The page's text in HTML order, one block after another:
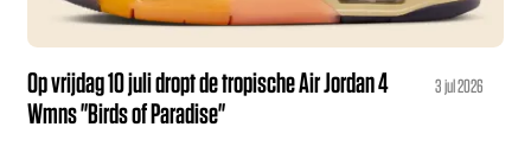
Op vrijdag 10 juli dropt de tropische Air Jordan 4
Wmns "Birds of Paradise"
3 jul 2026